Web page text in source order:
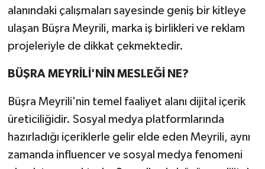
alanındaki çalışmaları sayesinde geniş bir kitleye
ulaşan Büşra Meyrili, marka iş birlikleri ve reklam
projeleriyle de dikkat çekmektedir.
BÜŞRA MEYRİLİ'NİN MESLEĞİ NE?
Büşra Meyrili'nin temel faaliyet alanı dijital içerik
üreticiliğidir. Sosyal medya platformlarında
hazırladığı içeriklerle gelir elde eden Meyrili, aynı
zamanda influencer ve sosyal medya fenomeni